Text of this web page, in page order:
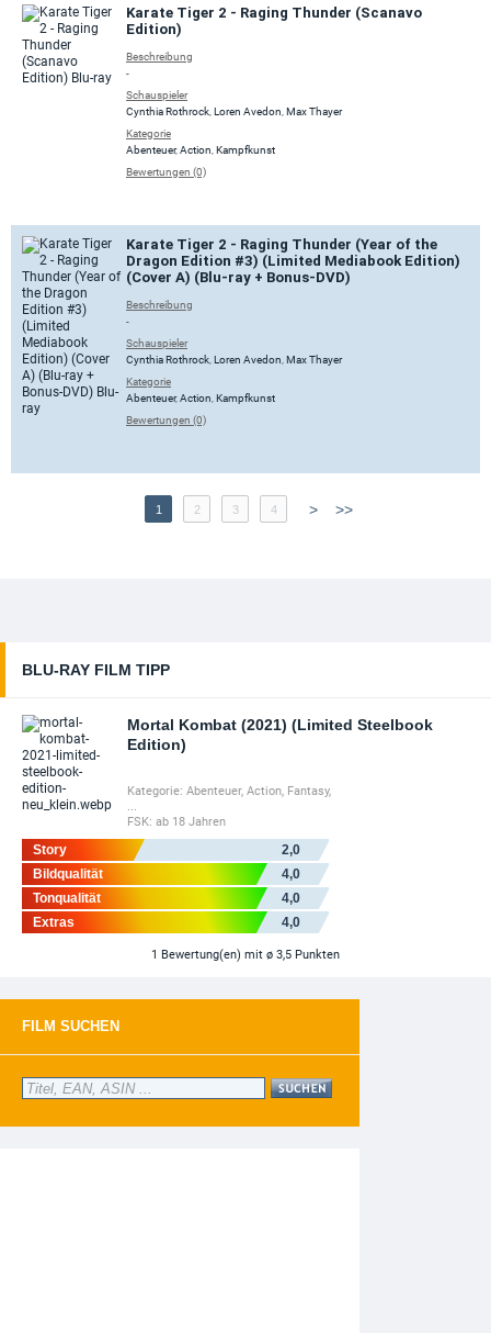
Karate Tiger 2 - Raging Thunder (Scanavo
Edition)
Beschreibung
-
Schauspieler
Cynthia Rothrock Loren Avedon Max Thayer
Kategorie
Abenteuer,Action Kampfkunst
Bewertungen (0)
Karate Tiger 2 - Raging Thunder (Year of the
Dragon Edition #3) (Limited Mediabook Edition)
(Cover A) (Blu-ray + Bonus-DVD)
Beschreibung
-
Schauspieler
Cynthia Rothrock Loren Avedon Max Thayer
Kategorie
Abenteuer,Action Kampfkunst
Bewertungen (0)
1 2 3 4 > >>
BLU-RAY FILM TIPP
Mortal Kombat (2021) (Limited Steelbook
Edition)
Kategorie: Abenteuer, Action, Fantasy,
...
FSK: ab 18 Jahren
Story
2,0
Bildqualität
4,0
Tonqualität
4,0
Extras
4,0
1 Bewertung(en) mit ø 3,5 Punkten
FILM SUCHEN